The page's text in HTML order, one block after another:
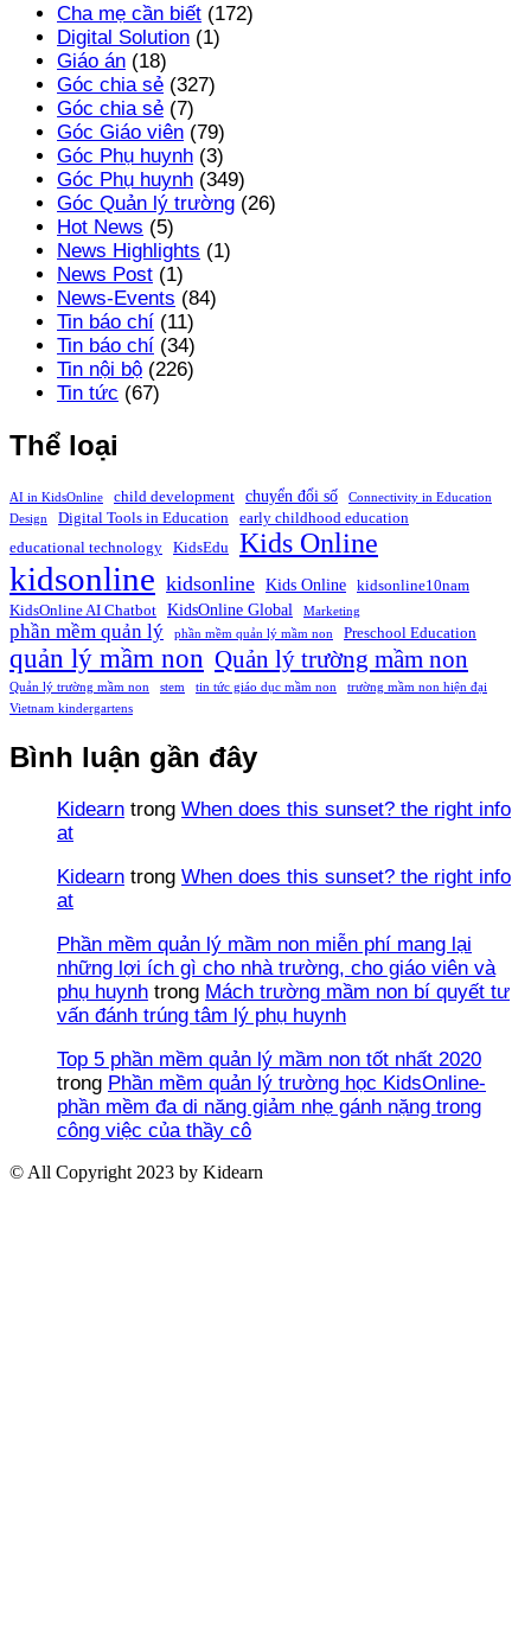
Cha mẹ cần biết (172)
Digital Solution (1)
Giáo án (18)
Góc chia sẻ (327)
Góc chia sẻ (7)
Góc Giáo viên (79)
Góc Phụ huynh (3)
Góc Phụ huynh (349)
Góc Quản lý trường (26)
Hot News (5)
News Highlights (1)
News Post (1)
News-Events (84)
Tin báo chí (11)
Tin báo chí (34)
Tin nội bộ (226)
Tin tức (67)
Thể loại
AI in KidsOnline child development chuyển đổi số
Connectivity in Education
Design
Digital Tools in Education
early childhood education
educational technology
KidsEdu Kids Online
kidsonline kidsonline Kids Online
kidsonline10nam
KidsOnline AI Chatbot
KidsOnline Global Marketing
phần mềm quản lý phần mềm quản lý mầm non Preschool Education
quản lý mầm non Quản lý trường mầm non
Quản lý trường mầm non stem tin tức giáo dục mầm non
trường mầm non hiện đại
Vietnam kindergartens
Bình luận gần đây
Kidearn trong When does this sunset? the right info
at
Kidearn trong When does this sunset? the right info
at
Phần mềm quản lý mầm non miễn phí mang lại
những lợi ích gì cho nhà trường, cho giáo viên và
phụ huynh trong Mách trường mầm non bí quyết tư
vấn đánh trúng tâm lý phụ huynh
Top 5 phần mềm quản lý mầm non tốt nhất 2020
trong Phần mềm quản lý trường học KidsOnline-
phần mềm đa di năng giảm nhẹ gánh nặng trong
công việc của thầy cô
© All Copyright 2023 by Kidearn